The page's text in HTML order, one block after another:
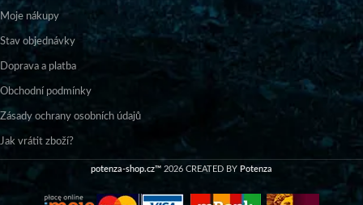
Moje nákupy
Stav objednávky
Doprava a platba
Obchodní podmínky
Zásady ochrany osobních údajů
Jak vrátit zboží?
potenza-shop.cz™ 2026 CREATED BY Potenza